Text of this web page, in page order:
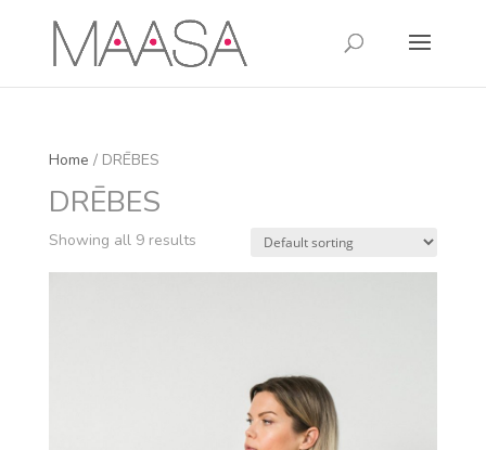
Home / DRĒBES
DRĒBES
Showing all 9 results